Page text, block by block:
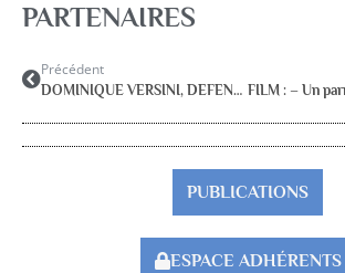
PARTENAIRES
Précédent
DOMINIQUE VERSINI, DEFENSEURE DES ENFANTS
PUBLICATIONS
ESPACE ADHÉRENTS